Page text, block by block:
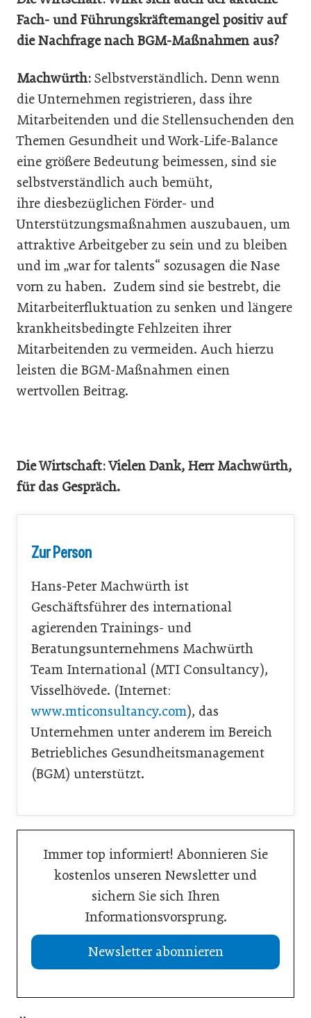
Fach- und Führungskräftemangel positiv auf
die Nachfrage nach BGM-Maßnahmen aus?
Machwürth: Selbstverständlich. Denn wenn
die Unternehmen registrieren, dass ihre
Mitarbeitenden und die Stellensuchenden den
Themen Gesundheit und Work-Life-Balance
eine größere Bedeutung beimessen, sind sie
selbstverständlich auch bemüht,
ihre diesbezüglichen Förder- und
Unterstützungsmaßnahmen auszubauen, um
attraktive Arbeitgeber zu sein und zu bleiben
und im „war for talents“ sozusagen die Nase
vorn zu haben. Zudem sind sie bestrebt, die
Mitarbeiterfluktuation zu senken und längere
krankheitsbedingte Fehlzeiten ihrer
Mitarbeitenden zu vermeiden. Auch hierzu
leisten die BGM-Maßnahmen einen
wertvollen Beitrag.
Die Wirtschaft: Vielen Dank, Herr Machwürth,
für das Gespräch.
Zur Person
Hans-Peter Machwürth ist
Geschäftsführer des international
agierenden Trainings- und
Beratungsunternehmens Machwürth
Team International (MTI Consultancy),
Visselhövede. (Internet:
www.mticonsultancy.com), das
Unternehmen unter anderem im Bereich
Betriebliches Gesundheitsmanagement
(BGM) unterstützt.
Immer top informiert! Abonnieren Sie
kostenlos unseren Newsletter und
sichern Sie sich Ihren
Informationsvorsprung.
Newsletter abonnieren